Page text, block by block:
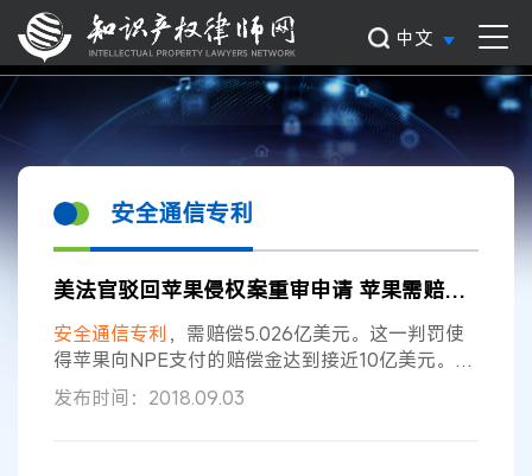
中文
安全通信专利
美法官驳回苹果侵权案重审申请 苹果需赔偿5.026亿美元
安全通信专利 ，需赔偿5.026亿美元。这一判罚使
得苹果向NPE支付的赔偿金达到接近10亿美元。
2010年，VirnetX首次对苹果提起诉讼。在与苹果
的专利 侵权交锋中，VirnetX取得了多次胜诉，但
发布时间：2018.09.03